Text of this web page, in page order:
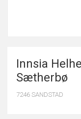
Innsia
Sætherbø
7246 SANDSTAD